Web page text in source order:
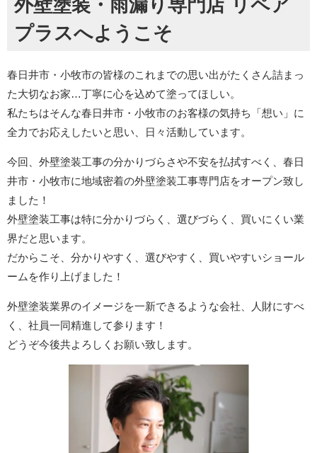
外壁塗装・雨漏り専門店 リペア
プラスへようこそ
春日井市・小牧市の皆様のこれまでの思い出がたくさん詰まっ
た大切なお家…丁寧に心を込めて塗ってほしい。
私たちはそんな春日井市・小牧市のお客様の気持ち「想い」に
全力でお応えしたいと思い、日々活動しています。
今回、外壁塗装工事の分かりづらさや不安を払拭すべく、春日
井市・小牧市に地域密着の外壁塗装工事専門店をオープン致し
ました！
外壁塗装工事は特に分かりづらく、選びづらく、買いにくい業
界だと思います。
だからこそ、分かりやすく、選びやすく、買いやすいショール
ームを作り上げました！
外壁塗装業界のイメージを一新できるような会社、人財にすべ
く、社員一同精進して参ります！
どうぞ今後共よろしくお願い致します。